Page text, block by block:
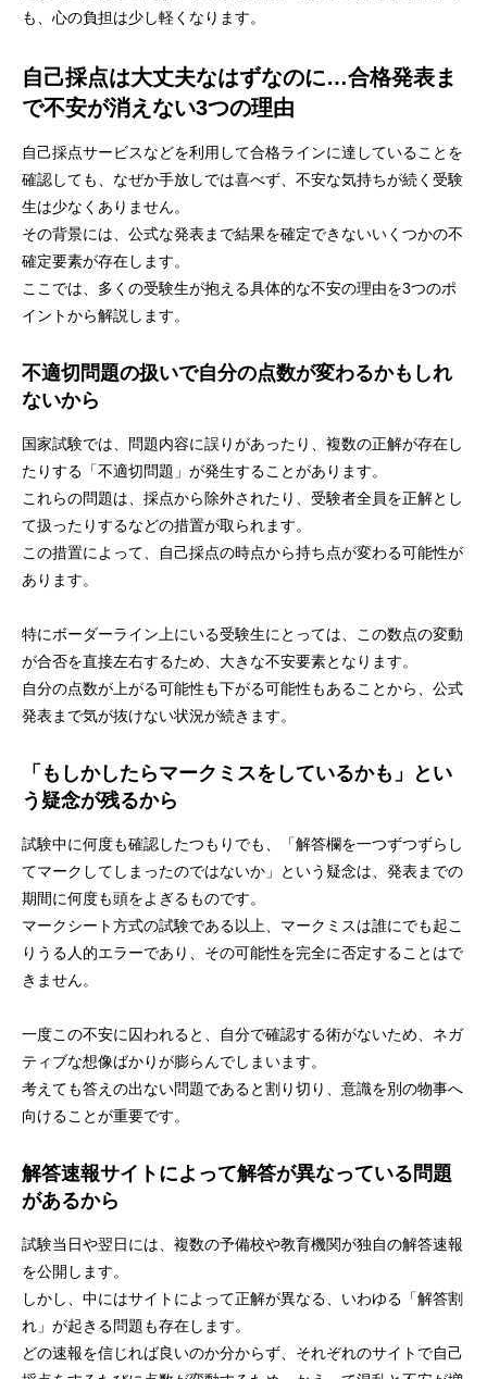
も、心の負担は少し軽くなります。
自己採点は大丈夫なはずなのに…合格発表ま
で不安が消えない3つの理由
自己採点サービスなどを利用して合格ラインに達していることを
確認しても、なぜか手放しでは喜べず、不安な気持ちが続く受験
生は少なくありません。
その背景には、公式な発表まで結果を確定できないいくつかの不
確定要素が存在します。
ここでは、多くの受験生が抱える具体的な不安の理由を3つのポ
イントから解説します。
不適切問題の扱いで自分の点数が変わるかもしれ
ないから
国家試験では、問題内容に誤りがあったり、複数の正解が存在し
たりする「不適切問題」が発生することがあります。
これらの問題は、採点から除外されたり、受験者全員を正解とし
て扱ったりするなどの措置が取られます。
この措置によって、自己採点の時点から持ち点が変わる可能性が
あります。
特にボーダーライン上にいる受験生にとっては、この数点の変動
が合否を直接左右するため、大きな不安要素となります。
自分の点数が上がる可能性も下がる可能性もあることから、公式
発表まで気が抜けない状況が続きます。
「もしかしたらマークミスをしているかも」とい
う疑念が残るから
試験中に何度も確認したつもりでも、「解答欄を一つずつずらし
てマークしてしまったのではないか」という疑念は、発表までの
期間に何度も頭をよぎるものです。
マークシート方式の試験である以上、マークミスは誰にでも起こ
りうる人的エラーであり、その可能性を完全に否定することはで
きません。
一度この不安に囚われると、自分で確認する術がないため、ネガ
ティブな想像ばかりが膨らんでしまいます。
考えても答えの出ない問題であると割り切り、意識を別の物事へ
向けることが重要です。
解答速報サイトによって解答が異なっている問題
があるから
試験当日や翌日には、複数の予備校や教育機関が独自の解答速報
を公開します。
しかし、中にはサイトによって正解が異なる、いわゆる「解答割
れ」が起きる問題も存在します。
どの速報を信じれば良いのか分からず、それぞれのサイトで自己